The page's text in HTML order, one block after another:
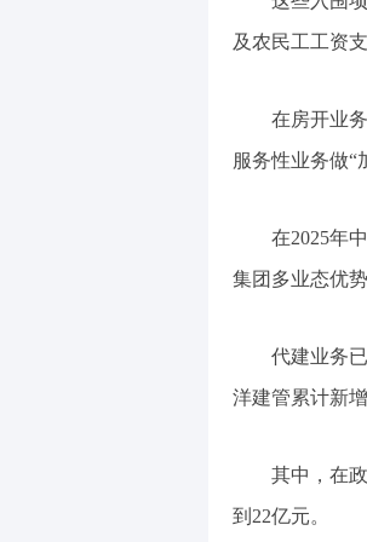
及农民工工资
在房开业
服务性业务做“
在2025年
集团多业态优
代建业务
洋建管累计新
其中，在
到22亿元。